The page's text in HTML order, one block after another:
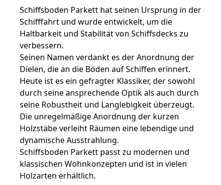
Schiffsboden Parkett hat seinen Ursprung in der
Schifffahrt und wurde entwickelt, um die
Haltbarkeit und Stabilität von Schiffsdecks zu
verbessern.
Seinen Namen verdankt es der Anordnung der
Dielen, die an die Böden auf Schiffen erinnert.
Heute ist es ein gefragter Klassiker, der sowohl
durch seine ansprechende Optik als auch durch
seine Robustheit und Langlebigkeit überzeugt.
Die unregelmäßige Anordnung der kurzen
Holzstäbe verleiht Räumen eine lebendige und
dynamische Ausstrahlung.
Schiffsboden Parkett passt zu modernen und
klassischen Wohnkonzepten und ist in vielen
Holzarten erhältlich.